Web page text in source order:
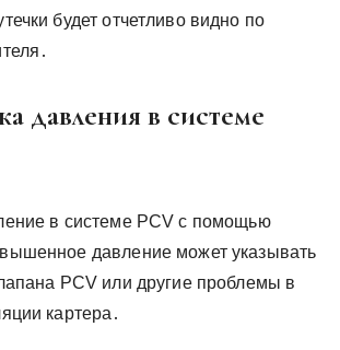
будет отчетливо видно по
давления в системе
в системе PCV с помощью
давление может указывать
PCV или другие проблемы в
картера․